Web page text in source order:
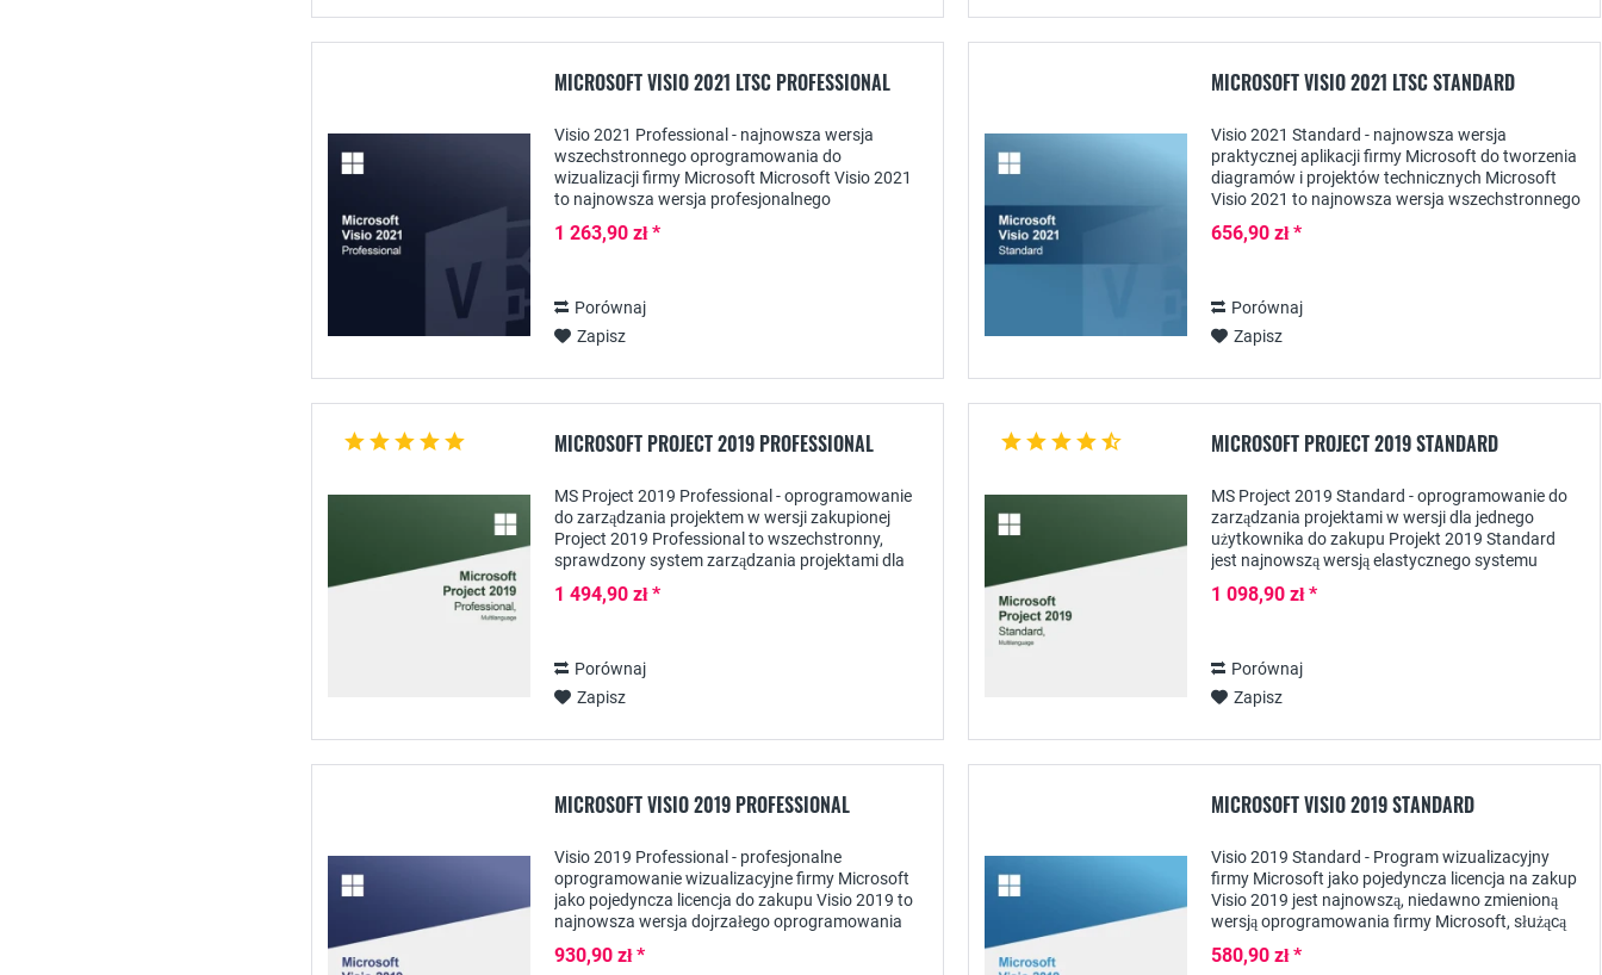
MICROSOFT VISIO 2021 LTSC PROFESSIONAL
Visio 2021 Professional - najnowsza wersja
wszechstronnego oprogramowania do
wizualizacji firmy Microsoft Microsoft Visio 2021
to najnowsza wersja profesjonalnego
procesów i diagramów -...
1 263,90 zł *
Porównaj
Zapisz
MICROSOFT VISIO 2021 LTSC STANDARD
Visio 2021 Standard - najnowsza wersja
praktycznej aplikacji firmy Microsoft do tworzenia
diagramów i projektów technicznych Microsoft
Visio 2021 to najnowsza wersja wszechstronnego
używane...
656,90 zł *
Porównaj
Zapisz
MICROSOFT PROJECT 2019 PROFESSIONAL
MS Project 2019 Professional - oprogramowanie
do zarządzania projektem w wersji zakupionej
Project 2019 Professional to wszechstronny,
sprawdzony system zarządzania projektami dla
zakres...
1 494,90 zł *
Porównaj
Zapisz
MICROSOFT PROJECT 2019 STANDARD
MS Project 2019 Standard - oprogramowanie do
zarządzania projektami w wersji dla jednego
użytkownika do zakupu Projekt 2019 Standard
jest najnowszą wersją elastycznego systemu
skierowany...
1 098,90 zł *
Porównaj
Zapisz
MICROSOFT VISIO 2019 PROFESSIONAL
Visio 2019 Professional - profesjonalne
oprogramowanie wizualizacyjne firmy Microsoft
jako pojedyncza licencja do zakupu Visio 2019 to
najnowsza wersja dojrzałego oprogramowania
procesów...
930,90 zł *
MICROSOFT VISIO 2019 STANDARD
Visio 2019 Standard - Program wizualizacyjny
firmy Microsoft jako pojedyncza licencja na zakup
Visio 2019 jest najnowszą, niedawno zmienioną
wersją oprogramowania firmy Microsoft, służącą
580,90 zł *